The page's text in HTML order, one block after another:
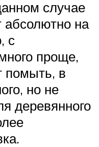
случае
абсолютно на
с
проще,
помыть, в
но не
деревянного